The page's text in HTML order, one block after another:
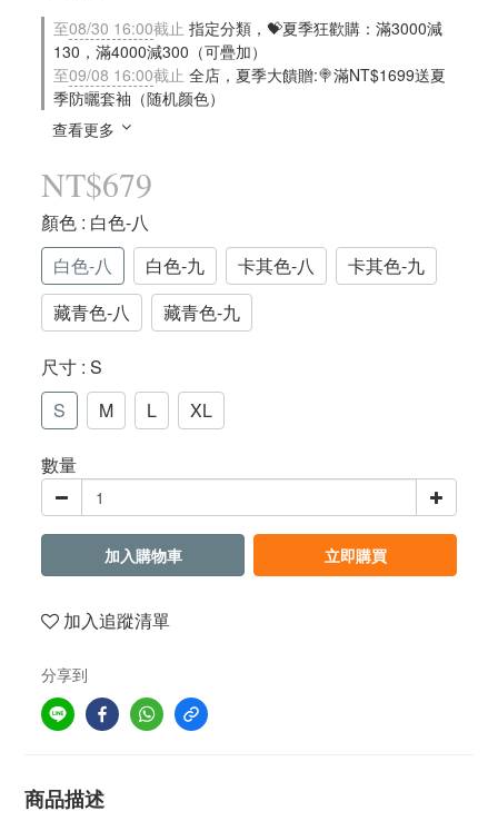
至08/30 16:00截止 指定分類，💝夏季狂歡購：滿3000減
130，滿4000減300（可疊加）
至09/08 16:00截止 全店，夏季大饋贈:🍭滿NT$1699送夏
季防曬套袖（随机颜色）
查看更多
NT$679
顏色 : 白色-八
白色-八
白色-九 卡其色-八
卡其色-九
藏青色-八
藏青色-九
尺寸 : S
S
M L XL
數量
加入購物車 立即購買
加入追蹤清單
分享到
商品描述